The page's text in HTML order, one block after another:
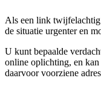
Als een link twijfelachtig
de situatie urgenter en
U kunt bepaalde
online oplichting, en
daarvoor voorziene